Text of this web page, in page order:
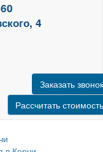
4
Заказать звонок
Рассчитать стоимость